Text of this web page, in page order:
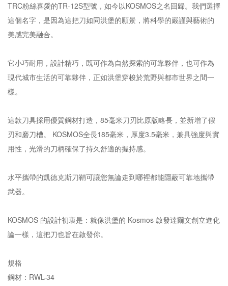
TRC粉絲喜愛的TR-12S型號，如今以KOSMOS之名回歸。我們選擇
這個名字，是因為這把刀如同洪堡的願景，將科學的嚴謹與藝術的
美感完美融合。
它小巧耐用，設計精巧，既可作為自然探索的可靠夥伴，也可作為
現代城市生活的可靠夥伴，正如洪堡穿梭於荒野與都市世界之間一
樣。
這款刀具採用優質鋼材打造，85毫米刀刃比原版略長，並新增了假
刃和磨刀槽。 KOSMOS全長185毫米，厚度3.5毫米，兼具強度與實
用性，光滑的刀柄確保了持久舒適的握持感。
水平攜帶的凱德克斯刀鞘可讓您無論走到哪裡都能隱蔽可靠地攜帶
武器。
KOSMOS 的設計初衷是：就像洪堡的 Kosmos 啟發達爾文創立進化
論一樣，這把刀也旨在啟發你。
規格
鋼材：RWL-34